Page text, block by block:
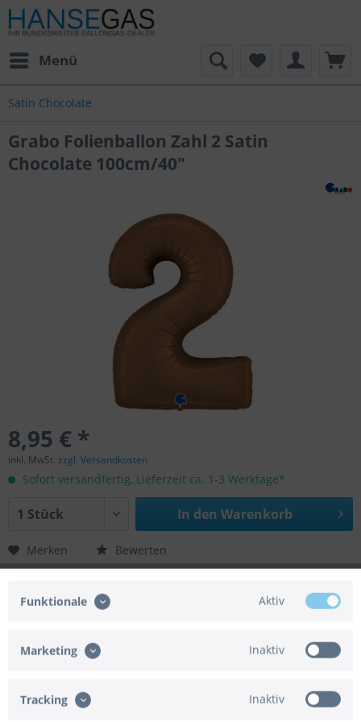
Menü
Satin Chocolate
Grabo Folienballon Zahl 2 Satin
Chocolate 100cm/40"
8,95 € *
inkl. MwSt. zzgl. Versandkosten
Sofort versandfertig, Lieferzeit ca. 1-3 Werktage*
In den Warenkorb
Merken Bewerten
EAN/UPC:
Gasbedarf:
Der Artikel wird ohne Gasfüllung
Funktionale Aktiv
Marketing Inaktiv
Tracking Inaktiv